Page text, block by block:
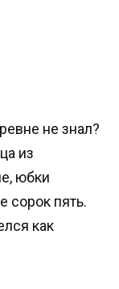
не знал?
из
юбки
сорок пять.
как